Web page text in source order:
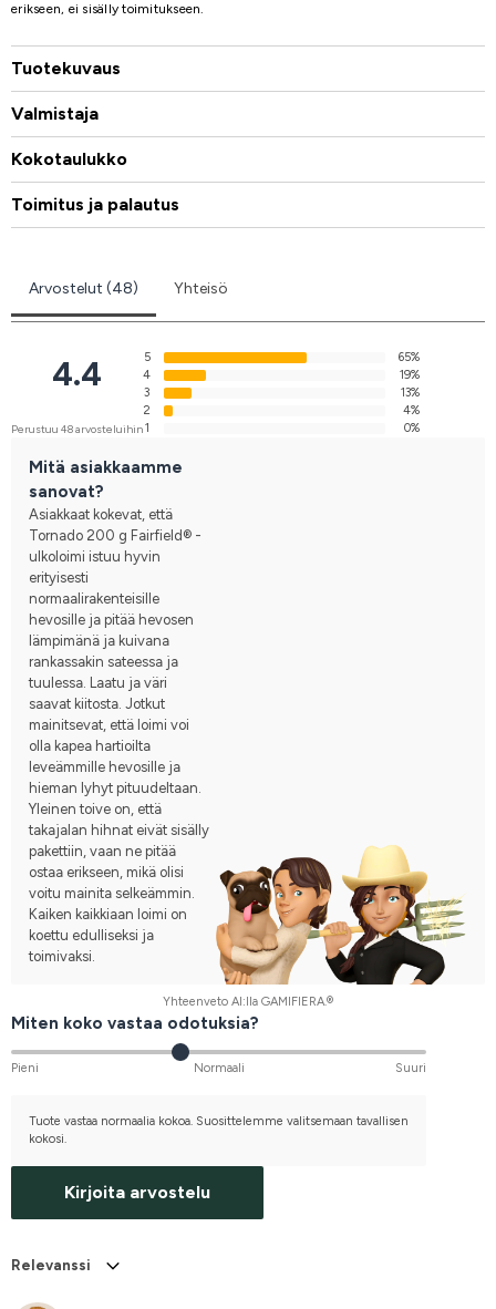
erikseen, ei sisälly toimitukseen.
Tuotekuvaus
Valmistaja
Kokotaulukko
Toimitus ja palautus
Arvostelut (48) Yhteisö
4.4
Perustuu 48 arvosteluihin
5
65%
4
19%
3
13%
2
4%
1
0%
Mitä asiakkaamme
sanovat?
Asiakkaat kokevat, että
Tornado 200 g Fairfield® -
ulkoloimi istuu hyvin
erityisesti
normaalirakenteisille
hevosille ja pitää hevosen
lämpimänä ja kuivana
rankassakin sateessa ja
tuulessa. Laatu ja väri
saavat kiitosta. Jotkut
mainitsevat, että loimi voi
olla kapea hartioilta
leveämmille hevosille ja
hieman lyhyt pituudeltaan.
Yleinen toive on, että
takajalan hihnat eivät sisälly
pakettiin, vaan ne pitää
ostaa erikseen, mikä olisi
voitu mainita selkeämmin.
Kaiken kaikkiaan loimi on
koettu edulliseksi ja
toimivaksi.
Yhteenveto AI:lla GAMIFIERA.®
Miten koko vastaa odotuksia?
Pieni Normaali Suuri
Tuote vastaa normaalia kokoa. Suosittelemme valitsemaan tavallisen
kokosi.
Kirjoita arvostelu
Relevanssi